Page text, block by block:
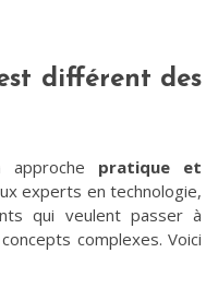
différent des
pratique et
experts en technologie,
qui veulent passer à
complexes. Voici